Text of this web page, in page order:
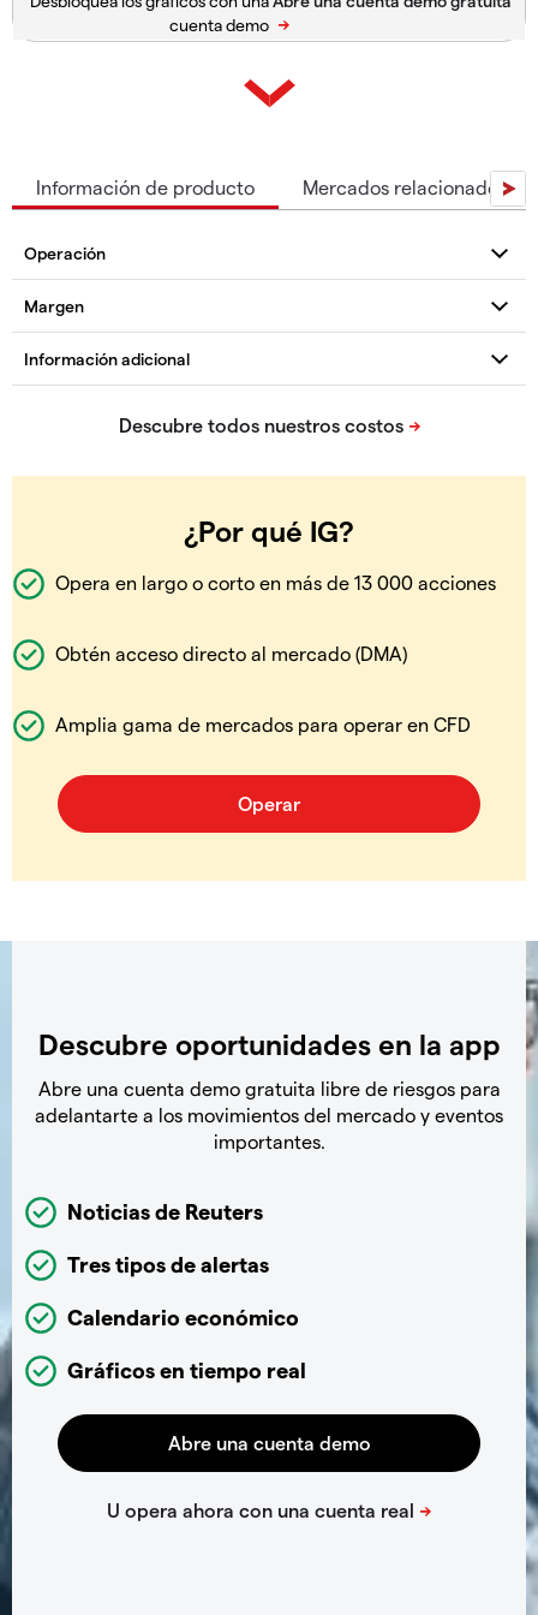
cuenta demo
Información de producto Mercados relacionados
¿Por qué IG?
Opera en largo o corto en más de 13 000 acciones
Obtén acceso directo al mercado (DMA)
Amplia gama de mercados para operar en CFD
Descubre oportunidades en la app
Abre una cuenta demo gratuita libre de riesgos para
adelantarte a los movimientos del mercado y eventos
importantes.
Noticias de Reuters
Tres tipos de alertas
Calendario económico
Gráficos en tiempo real